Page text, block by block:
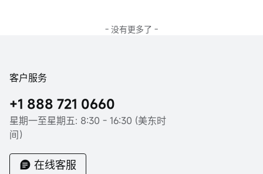
- 没有更多了 -
客户服务
+1 888 721 0660
星期一至星期五: 8:30 - 16:30 (美东时
间）
在线客服